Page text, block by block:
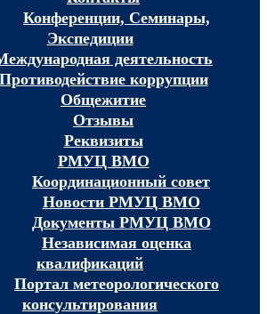
Конференции, Семинары,
Экспедиции
деятельность
Противодействие коррупции
Общежитие
Отзывы
Реквизиты
РМУЦ ВМО
Координационный совет
Новости РМУЦ ВМО
Документы РМУЦ ВМО
Независимая оценка
квалификаций
Портал метеорологического
консультирования